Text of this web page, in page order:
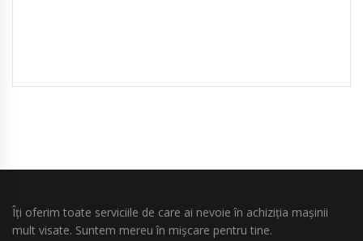
Îți oferim toate serviciile de care ai nevoie în achiziția mașinii
mult visate. Suntem mereu în mișcare pentru tine.